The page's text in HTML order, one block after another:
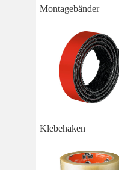
Montagebänder
Klebehaken